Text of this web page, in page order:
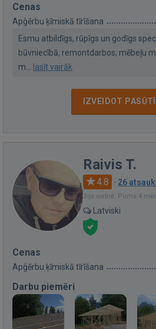
Cenas
Apģērbu ķīmiskā tīrīšana
Esmu atbildīgs, rūpīgs un godīgs
būvniecībā, remontdarbos, mēbeļu
m... lasīt vairāk
IZVEIDOT
Raivis T.
4.8 · 26
Bija vietnē: Pirms 4
Latviski
Cenas
Apģērbu ķīmiskā tīrīšana
Darbu piemēri